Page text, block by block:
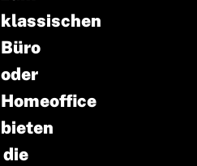
klassischen
Büro
oder
Homeoffice
bieten
die